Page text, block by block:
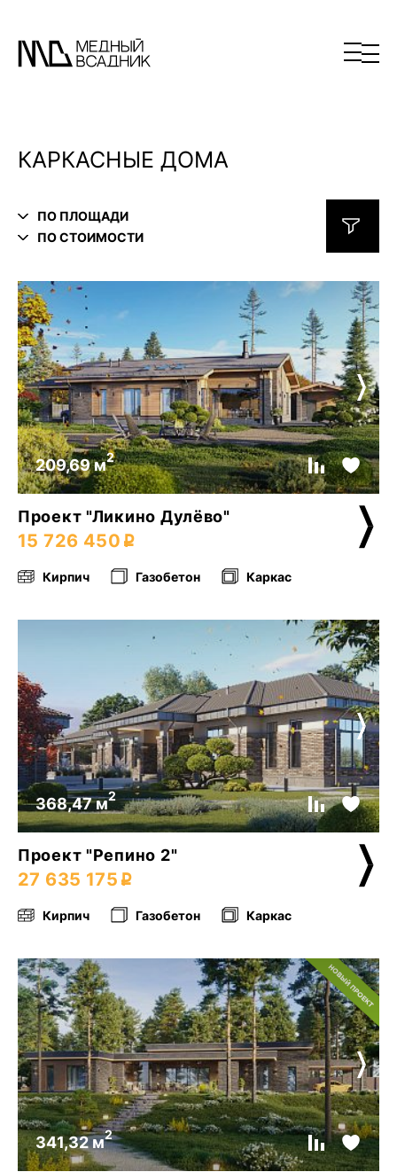
КАРКАСНЫЕ ДОМА
ПО ПЛОЩАДИ
ПО СТОИМОСТИ
209,69 м2
Проект "Ликино Дулёво"
15 726 450
Кирпич Газобетон Каркас
368,47 м2
Проект "Репино 2"
27 635 175
Кирпич Газобетон Каркас
341,32 м2